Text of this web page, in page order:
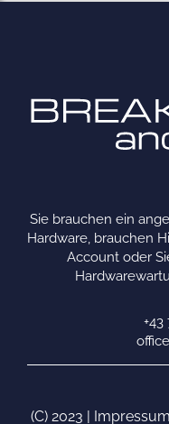
Sie brauchen ein
Hardware, brauchen
Account oder
+43
(C) 2023 | Impressum